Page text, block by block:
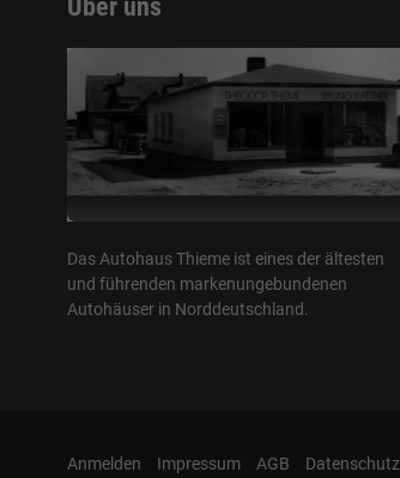
Über uns
Das Autohaus Thieme ist eines der ältesten
und führenden markenungebundenen
Autohäuser in Norddeutschland.
Anmelden Impressum AGB Datenschutz